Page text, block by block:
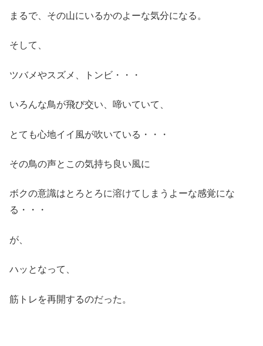
まるで、その山にいるかのよーな気分になる。
そして、
ツバメやスズメ、トンビ・・・
いろんな鳥が飛び交い、啼いていて、
とても心地イイ風が吹いている・・・
その鳥の声とこの気持ち良い風に
ボクの意識はとろとろに溶けてしまうよーな感覚にな
る・・・
が、
ハッとなって、
筋トレを再開するのだった。